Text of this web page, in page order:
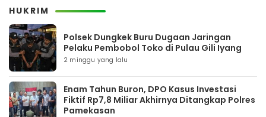
HUKRIM
Polsek Dungkek Buru Dugaan Jaringan
Pelaku Pembobol Toko di Pulau Gili Iyang
2 minggu yang lalu
Enam Tahun Buron, DPO Kasus Investasi
Fiktif Rp7,8 Miliar Akhirnya Ditangkap Polres
Pamekasan